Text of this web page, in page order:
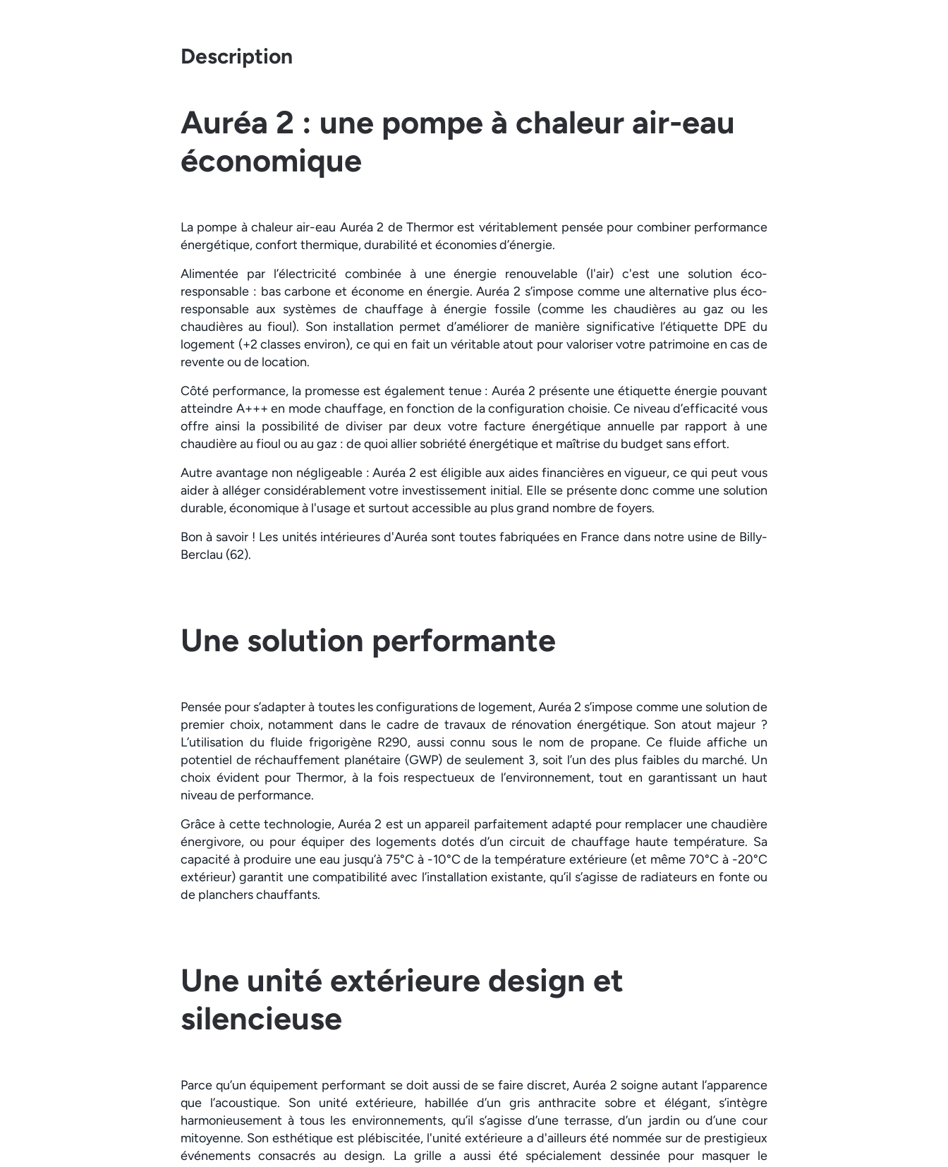
Description
Auréa 2 : une pompe à chaleur air-eau
économique
La pompe à chaleur air-eau Auréa 2 de Thermor est véritablement pensée pour combiner performance
énergétique, confort thermique, durabilité et économies d’énergie.
Alimentée par l’électricité combinée à une énergie renouvelable (l'air) c'est une solution éco-
responsable : bas carbone et économe en énergie. Auréa 2 s’impose comme une alternative plus éco-
responsable aux systèmes de chauffage à énergie fossile (comme les chaudières au gaz ou les
chaudières au fioul). Son installation permet d’améliorer de manière significative l’étiquette DPE du
logement (+2 classes environ), ce qui en fait un véritable atout pour valoriser votre patrimoine en cas de
revente ou de location.
Côté performance, la promesse est également tenue : Auréa 2 présente une étiquette énergie pouvant
atteindre A+++ en mode chauffage, en fonction de la configuration choisie. Ce niveau d’efficacité vous
offre ainsi la possibilité de diviser par deux votre facture énergétique annuelle par rapport à une
chaudière au fioul ou au gaz : de quoi allier sobriété énergétique et maîtrise du budget sans effort.
Autre avantage non négligeable : Auréa 2 est éligible aux aides financières en vigueur, ce qui peut vous
aider à alléger considérablement votre investissement initial. Elle se présente donc comme une solution
durable, économique à l'usage et surtout accessible au plus grand nombre de foyers.
Bon à savoir ! Les unités intérieures d'Auréa sont toutes fabriquées en France dans notre usine de Billy-
Berclau (62).
Une solution performante
Pensée pour s’adapter à toutes les configurations de logement, Auréa 2 s’impose comme une solution de
premier choix, notamment dans le cadre de travaux de rénovation énergétique. Son atout majeur ?
L’utilisation du fluide frigorigène R290, aussi connu sous le nom de propane. Ce fluide affiche un
potentiel de réchauffement planétaire (GWP) de seulement 3, soit l’un des plus faibles du marché. Un
choix évident pour Thermor, à la fois respectueux de l’environnement, tout en garantissant un haut
niveau de performance.
Grâce à cette technologie, Auréa 2 est un appareil parfaitement adapté pour remplacer une chaudière
énergivore, ou pour équiper des logements dotés d’un circuit de chauffage haute température. Sa
capacité à produire une eau jusqu’à 75°C à -10°C de la température extérieure (et même 70°C à -20°C
extérieur) garantit une compatibilité avec l’installation existante, qu’il s’agisse de radiateurs en fonte ou
de planchers chauffants.
Une unité extérieure design et
silencieuse
Parce qu’un équipement performant se doit aussi de se faire discret, Auréa 2 soigne autant l’apparence
que l’acoustique. Son unité extérieure, habillée d’un gris anthracite sobre et élégant, s’intègre
harmonieusement à tous les environnements, qu’il s’agisse d’une terrasse, d’un jardin ou d’une cour
mitoyenne. Son esthétique est plébiscitée, l'unité extérieure a d'ailleurs été nommée sur de prestigieux
événements consacrés au design. La grille a aussi été spécialement dessinée pour masquer le